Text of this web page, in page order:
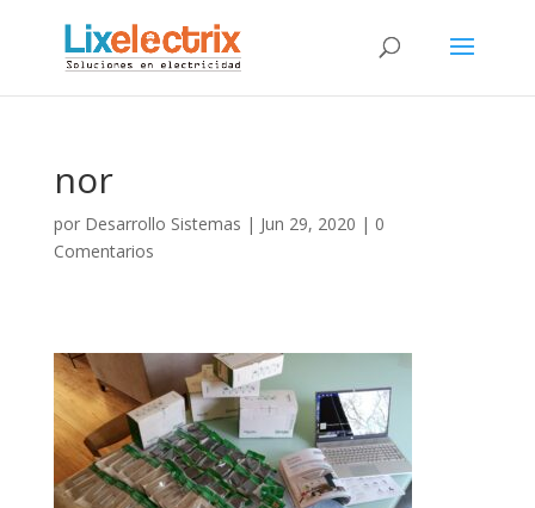
nor
por Desarrollo Sistemas | Jun 29, 2020 | 0
Comentarios